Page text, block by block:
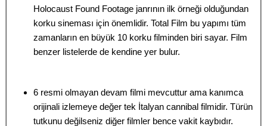
Holocaust Found Footage janrının ilk örneği olduğundan
korku sineması için önemlidir. Total Film bu yapımı tüm
zamanların en büyük 10 korku filminden biri sayar. Film
benzer listelerde de kendine yer bulur.
6 resmi olmayan devam filmi mevcuttur ama kanımca
orijinali izlemeye değer tek İtalyan cannibal filmidir. Türün
tutkunu değilseniz diğer filmler bence vakit kaybıdır.